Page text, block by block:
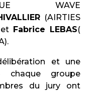
WAVE
(AIRTIES
Fabrice LEBAS(
et une
chaque groupe
du jury ont